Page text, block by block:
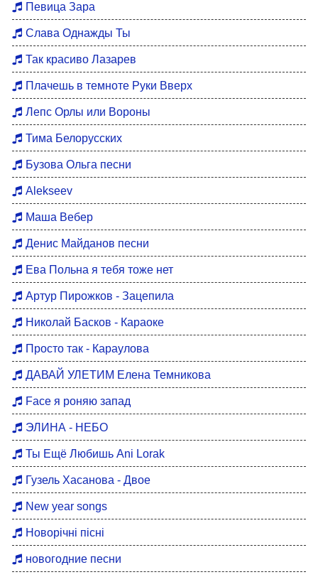
Певица Зара
Слава Однажды Ты
Так красиво Лазарев
Плачешь в темноте Руки Вверх
Лепс Орлы или Вороны
Тима Белорусских
Бузова Ольга песни
Alekseev
Маша Вебер
Денис Майданов песни
Ева Польна я тебя тоже нет
Артур Пирожков - Зацепила
Николай Басков - Караоке
Просто так - Караулова
ДАВАЙ УЛЕТИМ Елена Темникова
Face я роняю запад
ЭЛИНА - НЕБО
Ты Ещё Любишь Ani Lorak
Гузель Хасанова - Двое
New year songs
Новорічні пісні
новогодние песни